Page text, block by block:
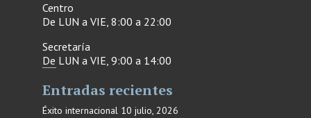
Centro
De LUN a VIE, 8:00 a 22:00
Secretaría
De LUN a VIE, 9:00 a 14:00
Entradas recientes
Éxito internacional 10 julio, 2026